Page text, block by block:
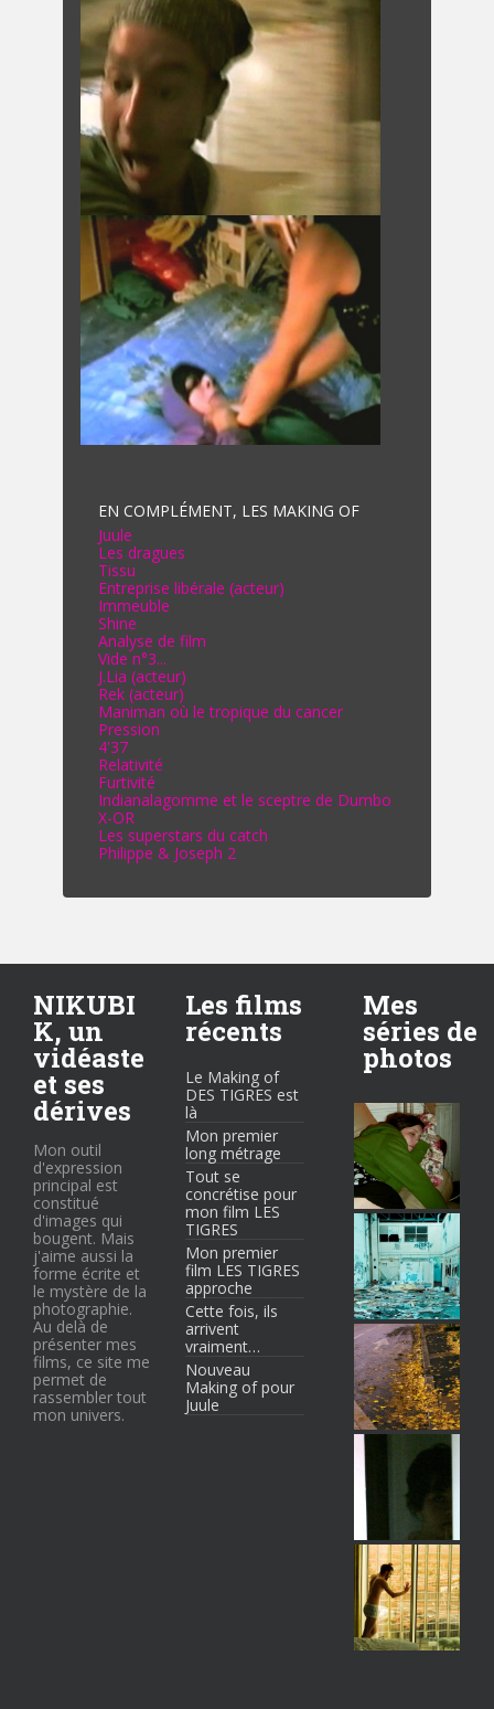
EN COMPLÉMENT, LES MAKING OF
Juule
Les dragues
Tissu
Entreprise libérale (acteur)
Immeuble
Shine
Analyse de film
Vide n°3...
J.Lia (acteur)
Rek (acteur)
Maniman où le tropique du cancer
Pression
4'37
Relativité
Furtivité
Indianalagomme et le sceptre de Dumbo
X-OR
Les superstars du catch
Philippe & Joseph 2
NIKUBI
K, un
vidéaste
et ses
dérives
Mon outil
d'expression
principal est
constitué
d'images qui
bougent. Mais
j'aime aussi la
forme écrite et
le mystère de la
photographie.
Au delà de
présenter mes
films, ce site me
permet de
rassembler tout
mon univers.
Les films
récents
Le Making of
DES TIGRES est
là
Mon premier
long métrage
Tout se
concrétise pour
mon film LES
TIGRES
Mon premier
film LES TIGRES
approche
Cette fois, ils
arrivent
vraiment…
Nouveau
Making of pour
Juule
Mes
séries de
photos